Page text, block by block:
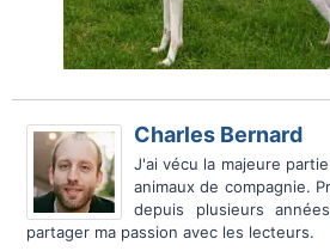
Charles Bernard
J'ai vécu la majeure
animaux de compagnie.
depuis plusieurs
partager ma passion avec les lecteurs.